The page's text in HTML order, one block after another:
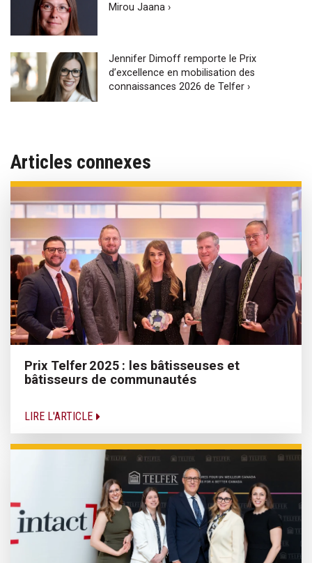
Mirou Jaana ›
Jennifer Dimoff remporte le Prix
d’excellence en mobilisation des
connaissances 2026 de Telfer ›
Articles connexes
Prix Telfer 2025 : les bâtisseuses et
bâtisseurs de communautés
LIRE L'ARTICLE